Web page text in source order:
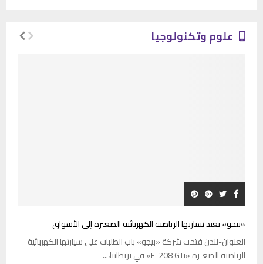
علوم وتكنولوجيا
«بيجو» تعيد سيارتها الرياضية الكهربائية الصغيرة إلى الأسواق
العنوان-لندن فتحت شركة «بيجو» باب الطلبات على سيارتها الكهربائية
الرياضية الصغيرة «E-208 GTi» في بريطانيا،...